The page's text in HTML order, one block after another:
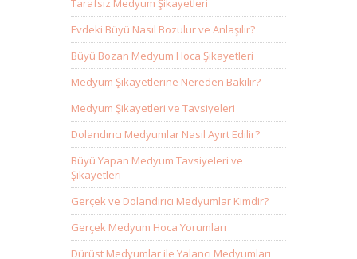
Tarafsız Medyum Şikayetleri
Evdeki Büyü Nasıl Bozulur ve Anlaşılır?
Büyü Bozan Medyum Hoca Şikayetleri
Medyum Şikayetlerine Nereden Bakılır?
Medyum Şikayetleri ve Tavsiyeleri
Dolandırıcı Medyumlar Nasıl Ayırt Edilir?
Büyü Yapan Medyum Tavsiyeleri ve
Şikayetleri
Gerçek ve Dolandırıcı Medyumlar Kimdir?
Gerçek Medyum Hoca Yorumları
Dürüst Medyumlar ile Yalancı Medyumları